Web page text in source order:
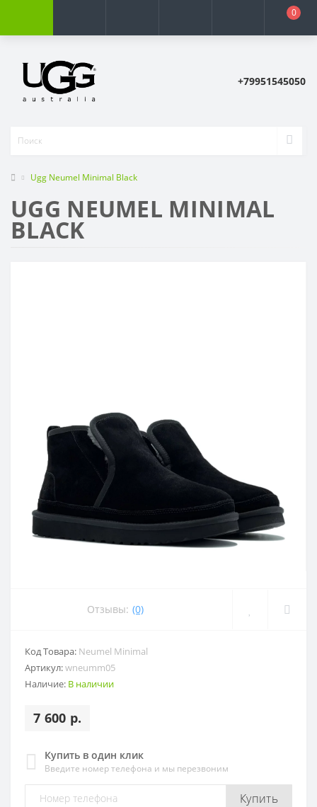
0
+79951545050
Ugg Neumel Minimal Black
UGG NEUMEL MINIMAL
BLACK
Отзывы: (0)
Код Товара: Neumel Minimal
Артикул:wneumm05
Наличие: В наличии
7 600 р.
Купить в один клик
Введите номер телефона и мы перезвоним
Купить